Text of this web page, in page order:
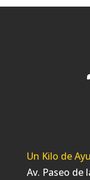
Un Kilo de
Av. Paseo de